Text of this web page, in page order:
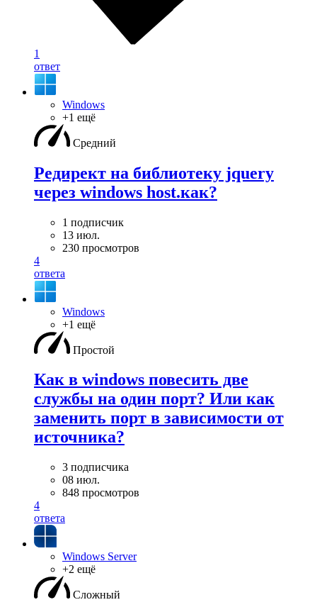
1
ответ
Windows
+1 ещё
Средний
Редирект на библиотеку jquery
через windows host.как?
1 подписчик
13 июл.
230 просмотров
4
ответа
Windows
+1 ещё
Простой
Как в windows повесить две
службы на один порт? Или как
заменить порт в зависимости от
источника?
3 подписчика
08 июл.
848 просмотров
4
ответа
Windows Server
+2 ещё
Сложный